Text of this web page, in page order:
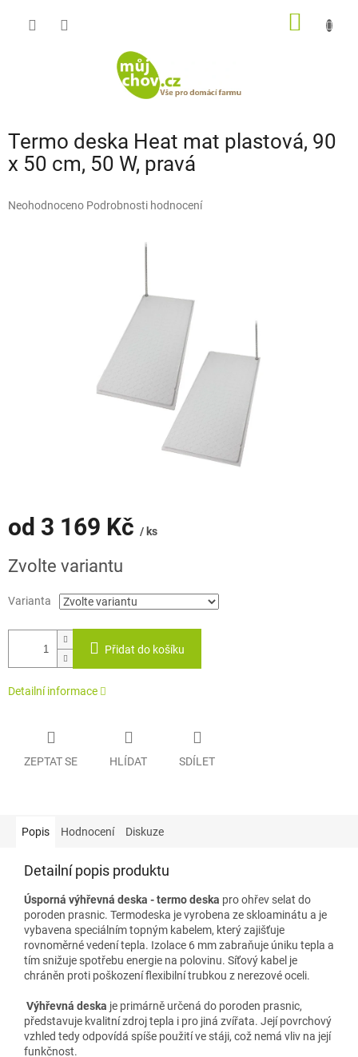
Termo deska Heat mat plastová, 90
x 50 cm, 50 W, pravá
Průměrné
Neohodnoceno Podrobnosti hodnocení
od 3 169 Kč / ks
cena:
Zvolte variantu
Varianta
Přidat do košíku
Detailní informace
ZEPTAT SE HLÍDAT SDÍLET
Popis Hodnocení Diskuze
Detailní popis produktu
Úsporná výhřevná deska - termo deska pro ohřev selat do
poroden prasnic. Termodeska je vyrobena ze skloaminátu a je
vybavena speciálním topným kabelem, který zajišťuje
rovnoměrné vedení tepla. Izolace 6 mm zabraňuje úniku tepla a
tím snižuje spotřebu energie na polovinu. Síťový kabel je
chráněn proti poškození flexibilní trubkou z nerezové oceli.
Výhřevná deska je primárně určená do poroden prasnic,
představuje kvalitní zdroj tepla i pro jiná zvířata. Její povrchový
vzhled tedy odpovídá spíše použití ve stáji, což nemá vliv na její
funkčnost.